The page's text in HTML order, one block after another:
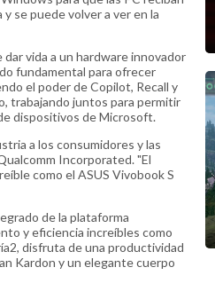
se puede volver a ver en la
vida a un hardware innovador
fundamental para ofrecer
el poder de Copilot, Recall y
trabajando juntos para permitir
dispositivos de Microsoft.
a los consumidores y las
Incorporated. "El
como el ASUS Vivobook S
de la plataforma
y eficiencia increíbles como
disfruta de una productividad
Kardon y un elegante cuerpo